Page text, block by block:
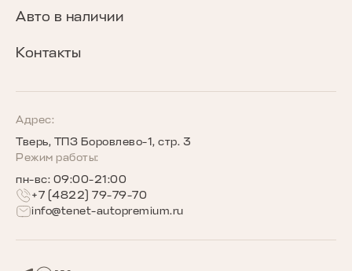
T8
Сравнение комплектаций
Кредитные программы
Программы страхования
Программа «Помощь в пути»
Гарантия
Запись на сервис
О бренде
Награды TENET
Сообщество владельцев TENET
Беговое сообщество TENET
Авто в наличии
Контакты
Адрес:
Тверь, ТПЗ Боровлево-1, стр. 3
Режим работы:
пн-вс: 09:00-21:00
+7 (4822) 79-79-70
info@tenet-autopremium.ru